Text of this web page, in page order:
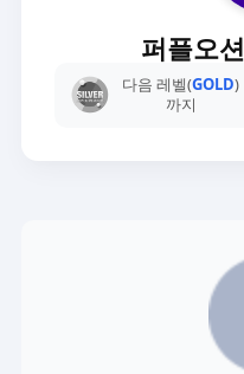
퍼플오션
다음 레벨(GOLD)
까지